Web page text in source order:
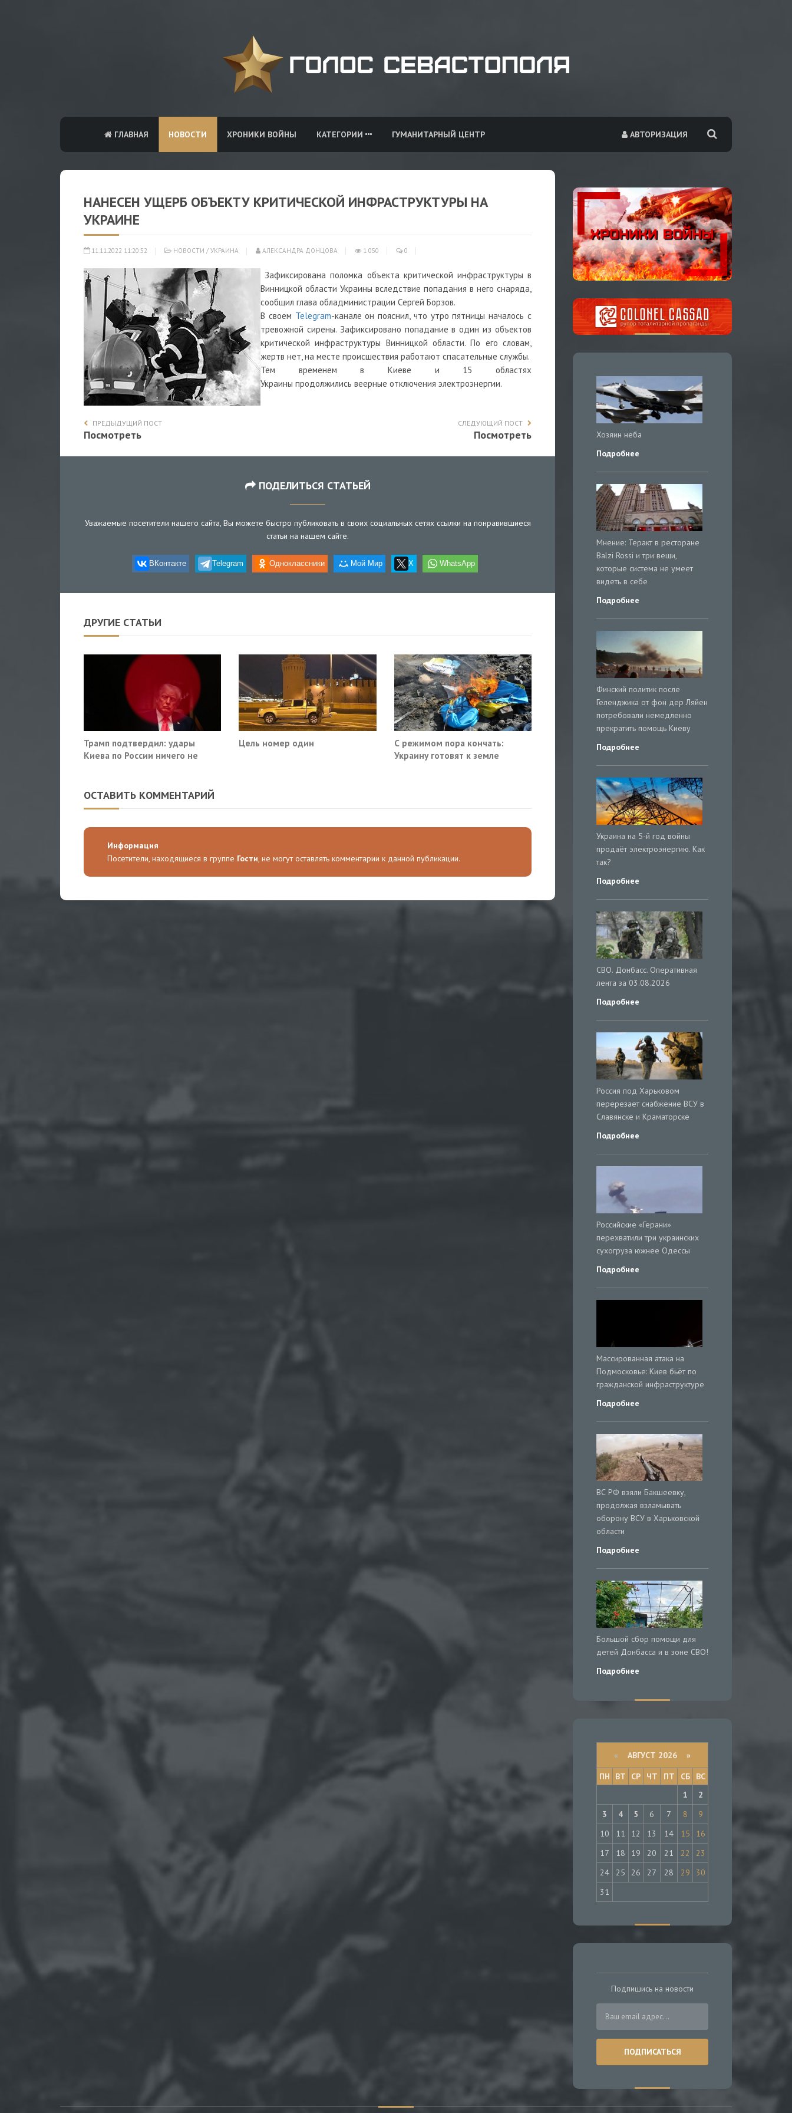
АВТОРИЗАЦИЯ
ГЛАВНАЯ НОВОСТИ ХРОНИКИ ВОЙНЫ КАТЕГОРИИ ГУМАНИТАРНЫЙ ЦЕНТР
НАНЕСЕН УЩЕРБ ОБЪЕКТУ КРИТИЧЕСКОЙ ИНФРАСТРУКТУРЫ НА
УКРАИНЕ
11.11.2022 11:20:52 НОВОСТИ / УКРАИНА АЛЕКСАНДРА ДОНЦОВА 1 050 0
Зафиксирована поломка объекта критической инфраструктуры в
Винницкой области Украины вследствие попадания в него снаряда,
сообщил глава обладминистрации Сергей Борзов.
В своем Telegram-канале он пояснил, что утро пятницы началось с
тревожной сирены. Зафиксировано попадание в один из объектов
критической инфраструктуры Винницкой области. По его словам,
жертв нет, на месте происшествия работают спасательные службы.
Тем временем в Киеве и 15 областях
Украины продолжились веерные отключения электроэнергии.
ПРЕДЫДУЩИЙ ПОСТ
Посмотреть
СЛЕДУЮЩИЙ ПОСТ
Посмотреть
ПОДЕЛИТЬСЯ СТАТЬЕЙ
Уважаемые посетители нашего сайта, Вы можете быстро публиковать в своих социальных сетях ссылки на понравившиеся
статьи на нашем сайте.
ВКонтакте Telegram Одноклассники Мой Мир X WhatsApp
ДРУГИЕ СТАТЬИ
Трамп подтвердил: удары
Киева по России ничего не
Цель номер один
С режимом пора кончать:
Украину готовят к земле
ОСТАВИТЬ КОММЕНТАРИЙ
Информация
Посетители, находящиеся в группе Гости, не могут оставлять комментарии к данной публикации.
Хозяин неба
Подробнее
Мнение: Теракт в ресторане
Balzi Rossi и три вещи,
которые система не умеет
видеть в себе
Подробнее
Финский политик после
Геленджика от фон дер Ляйен
потребовали немедленно
прекратить помощь Киеву
Подробнее
Украина на 5-й год войны
продаёт электроэнергию. Как
так?
Подробнее
СВО. Донбасс. Оперативная
лента за 03.08.2026
Подробнее
Россия под Харьковом
перерезает снабжение ВСУ в
Славянске и Краматорске
Подробнее
Российские «Герани»
перехватили три украинских
сухогруза южнее Одессы
Подробнее
Массированная атака на
Подмосковье: Киев бьёт по
гражданской инфраструктуре
Подробнее
ВС РФ взяли Бакшеевку,
продолжая взламывать
оборону ВСУ в Харьковской
области
Подробнее
Большой сбор помощи для
детей Донбасса и в зоне СВО!
Подробнее
« АВГУСТ 2026 »
ПН
ВТ СР ЧТ ПТ СБ
ВС
1
2
3
4 5 6 7 8
9
10
11 12 13 14 15
16
17
18 19 20 21 22
23
24
25 26 27 28 29
30
31
Подпишись на новости